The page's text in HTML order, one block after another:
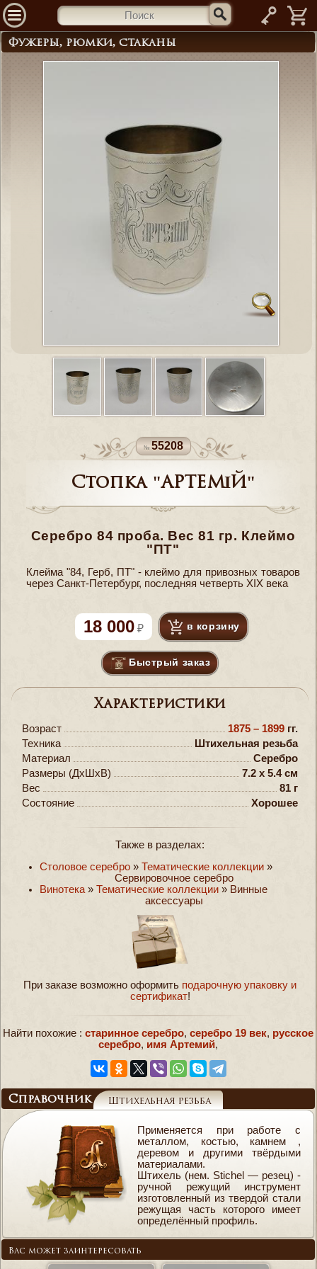
—
Фужеры, рюмки, стаканы
55208
Стопка "АРТЕМIЙ"
Серебро 84 проба. Вес 81 гр. Клеймо
"ПТ"
Клейма "84, Герб, ПТ" - клеймо для привозных товаров
через Санкт-Петербург, последняя четверть XIX века
18 000 в корзину
Быстрый заказ
Характеристики
Возраст 1875 – 1899 гг.
Техника
Штихельная резьба
Материал
Серебро
Размеры (ДxШxВ)
7.2 x 5.4 см
Вес
81 г
Состояние
Хорошее
Также в разделах:
Столовое серебро » Тематические коллекции »
Сервировочное серебро
Винотека » Тематические коллекции » Винные
аксессуары
При заказе возможно оформить подарочную упаковку и
сертификат!
Найти похожие : старинное серебро, серебро 19 век, русское
серебро, имя Артемий,
Справочник Штихельная резьба
Применяется при работе с
металлом, костью, камнем ,
деревом и другими твёрдыми
материалами.
Штихель (нем. Stichel — резец) -
ручной режущий инструмент
изготовленный из твердой стали
режущая часть которого имеет
определённый профиль.
Вас может заинтересовать